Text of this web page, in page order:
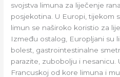
svojstva limuna za liječenje
posjekotina. U Europi, tijekom
limun se naširoko koristio za
Između ostalog, Europljani su
bolest, gastrointestinalne
parazite, zubobolju i nesanicu.
Francuskoj od kore limuna i